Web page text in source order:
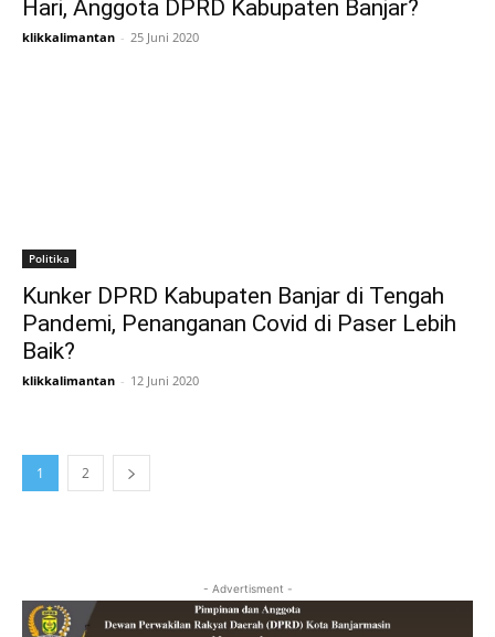
Hari, Anggota DPRD Kabupaten Banjar?
klikkalimantan - 25 Juni 2020
Politika
Kunker DPRD Kabupaten Banjar di Tengah
Pandemi, Penanganan Covid di Paser Lebih
Baik?
klikkalimantan - 12 Juni 2020
1 2
- Advertisment -